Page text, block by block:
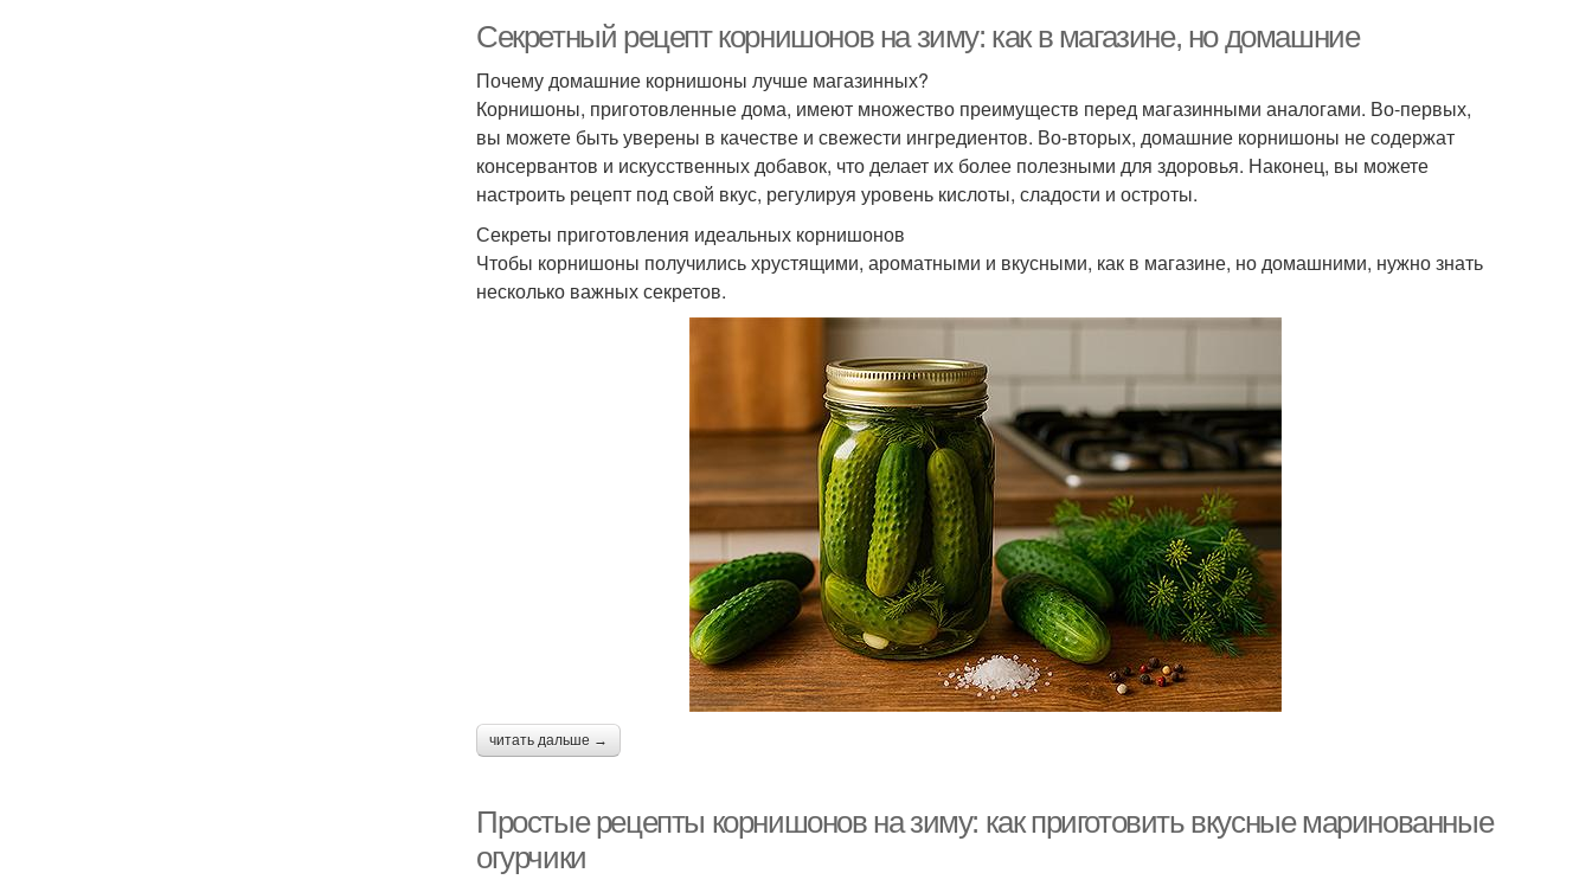
Секретный рецепт корнишонов на зиму: как в магазине, но домашние
Почему домашние корнишоны лучше магазинных?
Корнишоны, приготовленные дома, имеют множество преимуществ перед магазинными аналогами. Во-первых,
вы можете быть уверены в качестве и свежести ингредиентов. Во-вторых, домашние корнишоны не содержат
консервантов и искусственных добавок, что делает их более полезными для здоровья. Наконец, вы можете
настроить рецепт под свой вкус, регулируя уровень кислоты, сладости и остроты.
Секреты приготовления идеальных корнишонов
Чтобы корнишоны получились хрустящими, ароматными и вкусными, как в магазине, но домашними, нужно знать
несколько важных секретов.
читать дальше →
Простые рецепты корнишонов на зиму: как приготовить вкусные маринованные
огурчики